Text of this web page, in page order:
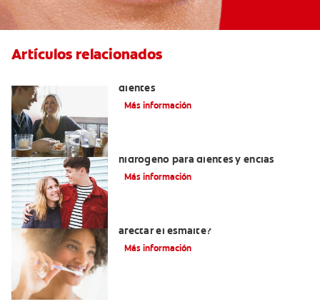
Artículos relacionados
dientes
Más información
hidrógeno para dientes y encías
Más información
afectar el esmalte?
Más información